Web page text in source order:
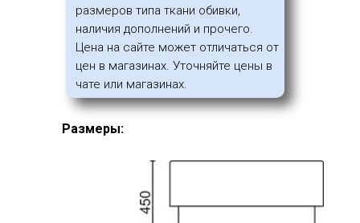
размеров типа ткани обивки,
наличия дополнений и прочего.
Цена на сайте может отличаться от
цен в магазинах. Уточняйте цены в
чате или магазинах.
Размеры: